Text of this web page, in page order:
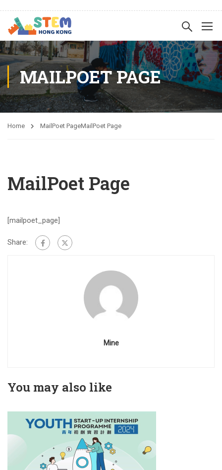
MAILPOET PAGE
Home MailPoet PageMailPoet Page
MailPoet Page
[mailpoet_page]
Share:
Mine
You may also like